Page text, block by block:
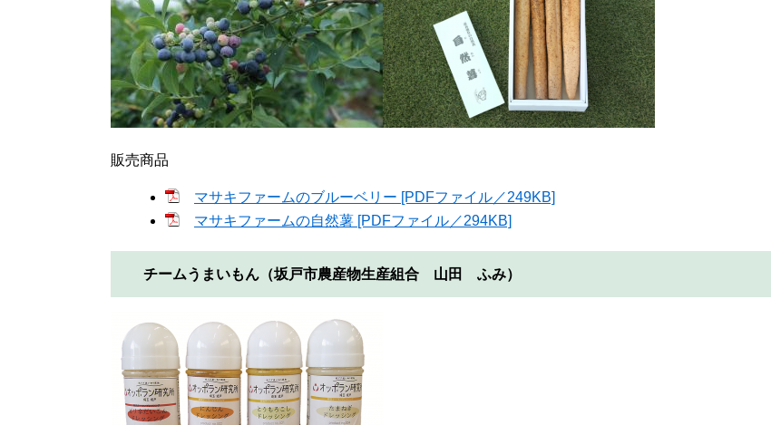
販売商品
マサキファームのブルーベリー [PDFファイル／249KB]
マサキファームの自然薯 [PDFファイル／294KB]
チームうまいもん（坂戸市農産物生産組合 山田 ふみ）